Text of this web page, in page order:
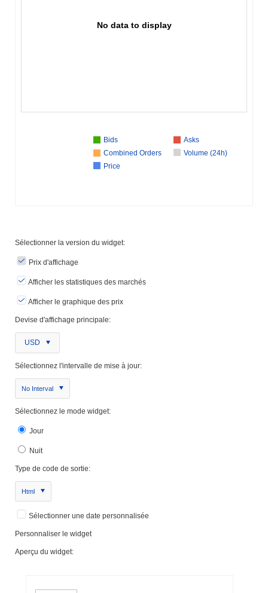
No data to display
Bids
Asks
Combined Orders
Volume (24h)
Price
Sélectionner la version du widget:
Prix ​​d'affichage
Afficher les statistiques des marchés
Afficher le graphique des prix
Devise d'affichage principale:
USD
Sélectionnez l'intervalle de mise à jour:
No Interval
Sélectionnez le mode widget:
Jour
Nuit
Type de code de sortie:
Html
Sélectionner une date personnalisée
Personnaliser le widget
Aperçu du widget: